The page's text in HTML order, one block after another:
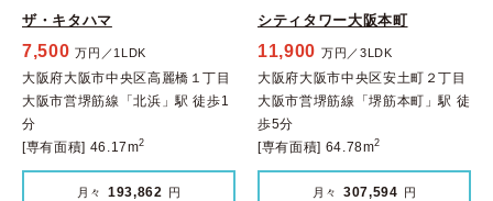
ザ・キタハマ
7,500 万円／1LDK
大阪府大阪市中央区高麗橋１丁目
大阪市営堺筋線「北浜」駅 徒歩1
分
[専有面積] 46.17m2
月々 193,862 円
シティタワー大阪本町
11,900 万円／3LDK
大阪府大阪市中央区安土町２丁目
大阪市営堺筋線「堺筋本町」駅 徒
歩5分
[専有面積] 64.78m2
月々 307,594 円